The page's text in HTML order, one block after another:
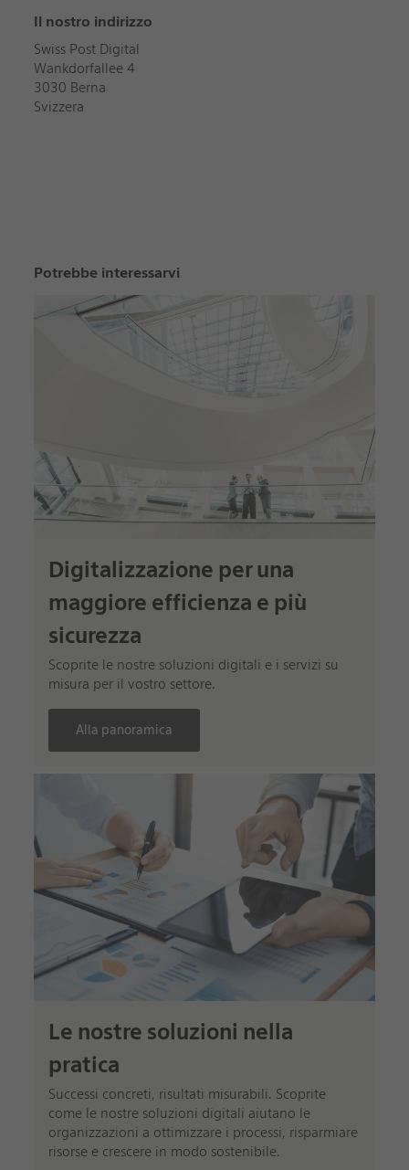
Il nostro indirizzo
Swiss Post Digital
Wankdorfallee 4
3030 Berna
Svizzera
Potrebbe interessarvi
Digitalizzazione per una
maggiore efficienza e più
sicurezza
Scoprite le nostre soluzioni digitali e i servizi su
misura per il vostro settore.
Alla panoramica
Le nostre soluzioni nella
pratica
Successi concreti, risultati misurabili. Scoprite
come le nostre soluzioni digitali aiutano le
organizzazioni a ottimizzare i processi, risparmiare
risorse e crescere in modo sostenibile.